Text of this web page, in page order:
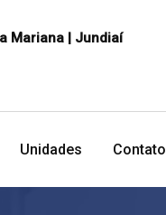
Mariana | Jundiaí
Unidades Contato